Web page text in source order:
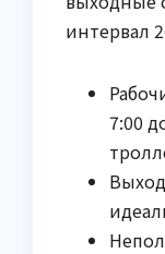
интервал
7:00